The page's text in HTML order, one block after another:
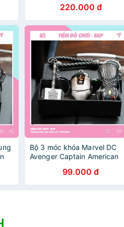
220.000 đ
Bộ 3 móc khóa Marvel DC
Avenger Captain American
Superman Batman nhiều mẫu
mã cực chất - Ráp
99.000 đ